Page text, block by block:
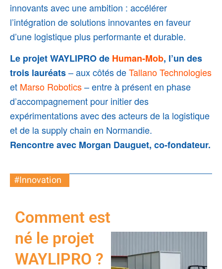
innovants avec une ambition : accélérer
l’intégration de solutions innovantesen faveur
d’une logistique plus performante et durable.
Le projet WAYLIPRO de Human-Mob, l’un des
trois lauréats– aux côtés deTallano Technologies
et Marso Robotics– entre à présent en phase
d’accompagnement pour initier des
expérimentations avec des acteurs de la logistique
et de la supply chain en Normandie.
Rencontre avec Morgan Dauguet, co-fondateur.
#Innovation
Comment est
né le projet
WAYLIPRO ?